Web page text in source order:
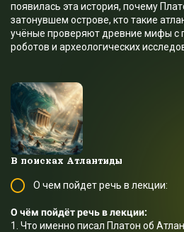
появилась эта история, почему
затонувшем острове, кто такие
учёные проверяют древние мифы с
роботов и археологических
В поисках Атлантиды
О чем пойдет речь в лекции:
О чём пойдёт речь в лекции:
1. Что именно писал Платон об